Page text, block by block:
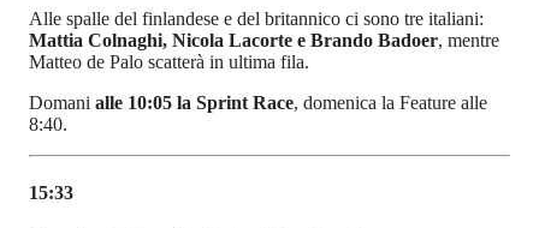
Alle spalle del finlandese e del britannico ci sono tre italiani:
Mattia Colnaghi, Nicola Lacorte e Brando Badoer, mentre
Matteo de Palo scatterà in ultima fila.
Domani alle 10:05 la Sprint Race, domenica la Feature alle
8:40.
15:33